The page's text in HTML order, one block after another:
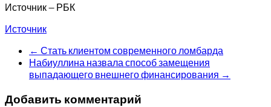
Источник — РБК
Источник
← Стать клиентом современного ломбарда
Набиуллина назвала способ замещения
выпадающего внешнего финансирования →
Добавить комментарий